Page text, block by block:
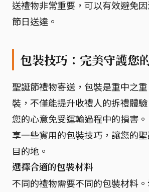
送禮物非常重要，可以有效避免
節日送達。
包裝技巧：完美守護您
聖誕節禮物寄送，包裝是重中之
裝，不僅能提升收禮人的拆禮體
您的心意免受運輸過程中的損害
享一些實用的包裝技巧，讓您的
目的地。
選擇合適的包裝材料
不同的禮物需要不同的包裝材料。